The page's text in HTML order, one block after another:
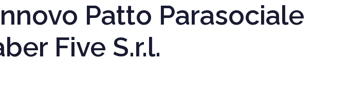
Patto Parasociale
Five S.r.l.